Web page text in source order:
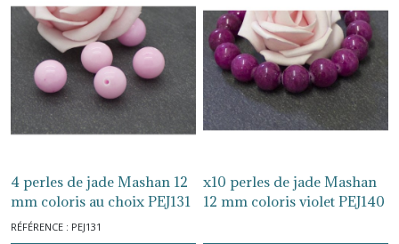
4 perles de jade Mashan 12
mm coloris au choix PEJ131
Jade 12 Mm
RÉFÉRENCE : PEJ131
x10 perles de jade Mashan
12 mm coloris violet PEJ140
Jade
8
mm
(34)
mm
(12)